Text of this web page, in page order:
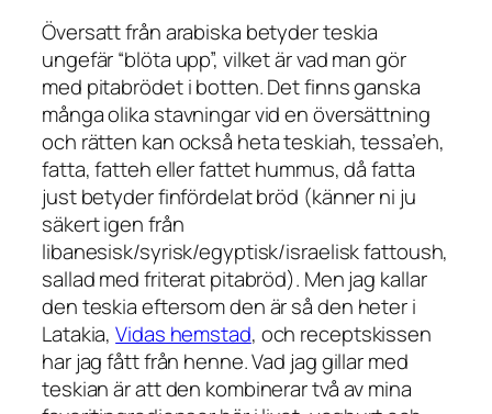
Översatt från arabiska betyder teskia
ungefär “blöta upp”, vilket är vad man gör
med pitabrödet i botten. Det finns ganska
många olika stavningar vid en översättning
och rätten kan också heta teskiah, tessa’eh,
fatta, fatteh eller fattet hummus, då fatta
just betyder finfördelat bröd (känner ni ju
säkert igen från
libanesisk/syrisk/egyptisk/israelisk fattoush,
sallad med friterat pitabröd). Men jag kallar
den teskia eftersom den är så den heter i
Latakia,Vidas hemstad, och receptskissen
har jag fått från henne. Vad jag gillar med
teskian är att den kombinerar två av mina